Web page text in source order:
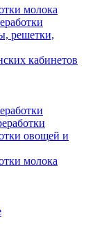
молока
решетки,
кабинетов
овощей и
молока